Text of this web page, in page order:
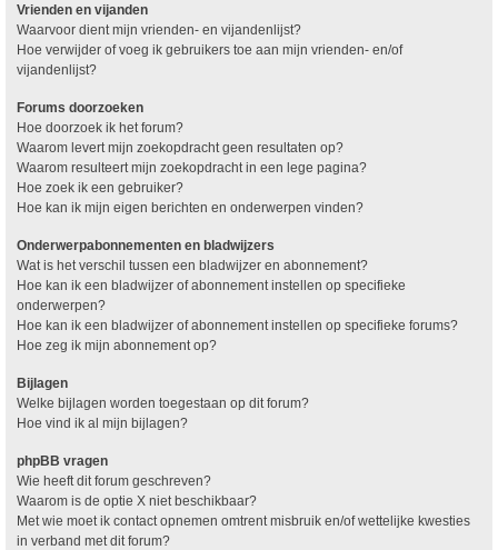
Vrienden en vijanden
Waarvoor dient mijn vrienden- en vijandenlijst?
Hoe verwijder of voeg ik gebruikers toe aan mijn vrienden- en/of
vijandenlijst?
Forums doorzoeken
Hoe doorzoek ik het forum?
Waarom levert mijn zoekopdracht geen resultaten op?
Waarom resulteert mijn zoekopdracht in een lege pagina?
Hoe zoek ik een gebruiker?
Hoe kan ik mijn eigen berichten en onderwerpen vinden?
Onderwerpabonnementen en bladwijzers
Wat is het verschil tussen een bladwijzer en abonnement?
Hoe kan ik een bladwijzer of abonnement instellen op specifieke
onderwerpen?
Hoe kan ik een bladwijzer of abonnement instellen op specifieke forums?
Hoe zeg ik mijn abonnement op?
Bijlagen
Welke bijlagen worden toegestaan op dit forum?
Hoe vind ik al mijn bijlagen?
phpBB vragen
Wie heeft dit forum geschreven?
Waarom is de optie X niet beschikbaar?
Met wie moet ik contact opnemen omtrent misbruik en/of wettelijke kwesties
in verband met dit forum?